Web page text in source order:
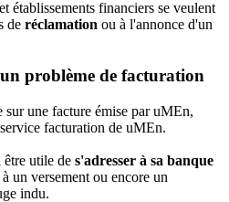
établissements financiers se veulent
de réclamation ou à l'annonce d'un
problème de facturation
sur une facture émise par uMEn,
facturation de uMEn.
être utile de s'adresser à sa banque
un versement ou encore un
indu.